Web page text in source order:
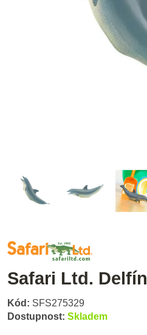
Safari Ltd. Delfín
Kód: SFS275329
Dostupnost: Skladem